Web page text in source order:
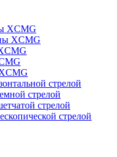
XCMG
XCMG
стрелой
стрелой
стрелой
стрелой